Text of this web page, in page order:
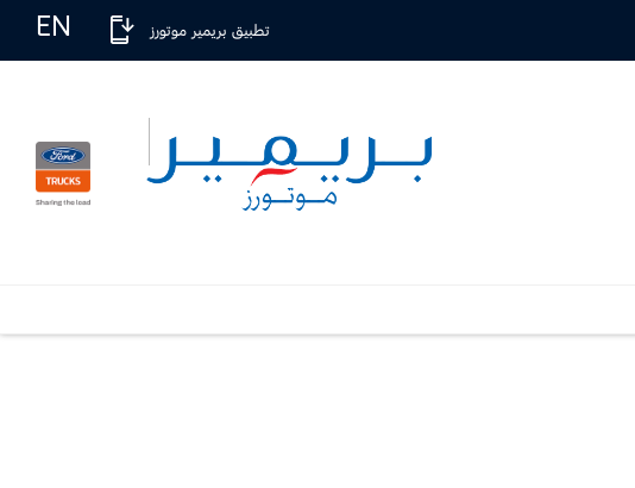
EN تطبيق بريمير موتورز